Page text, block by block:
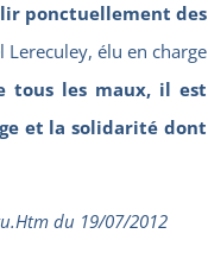
ponctuellement des
Lereculey, élu en charge
tous les maux, il est
et la solidarité dont
du 19/07/2012